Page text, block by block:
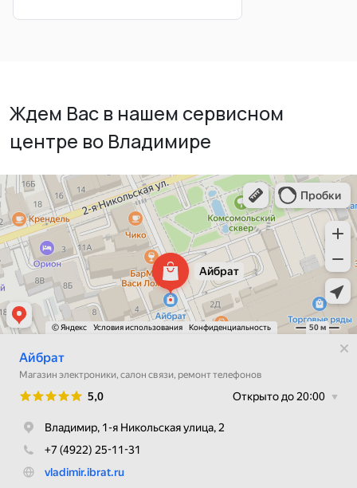
Ждем Вас в нашем сервисном
центре во Владимире